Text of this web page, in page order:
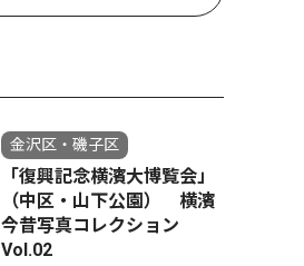
2026.01.10
金沢区・磯子区
「復興記念横濱大博覧会」
（中区・山下公園） 横濱
今昔写真コレクション
Vol.02